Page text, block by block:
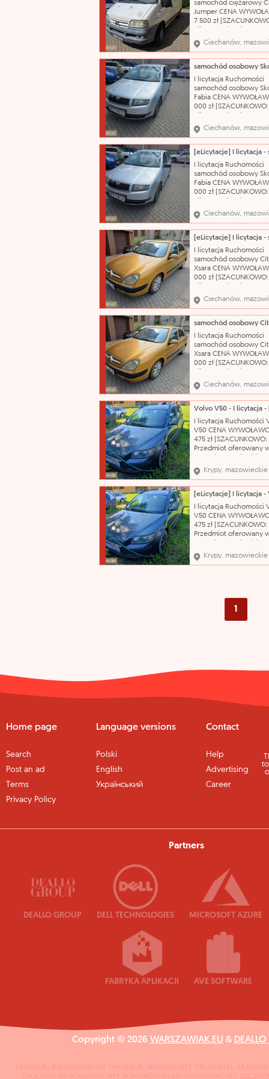
samochód ciężarowy
Jumper CENA
7 500 zł
Samochód dostawczy
Citroën Model: Jumper
nadwozia: bus
silnika: 2800 cm³
olej napędowy Rok
2004 Nr rejestracyjny:
WCI20555
Ciechanów,
I licytacja Ruchomości
samochód osobowy
Fabia CENA
000 zł
Samochód osobowy
Škoda Model: Fabia Typ
nadwozia: hatchback-
Pojemność silnika: 1198
Rodzaj paliwa:
produkcji: 2003
biegów: manualna Nr
Ciechanów,
I licytacja Ruchomości
samochód osobowy
Fabia CENA
000 zł
Samochód osobowy
Škoda Model: Fabia Typ
nadwozia: hatchback-
Pojemność silnika: 1198
Rodzaj paliwa:
produkcji: 2003
biegów: manualna Nr
Ciechanów,
I licytacja Ruchomości
samochód osobowy
Xsara CENA
000 zł
Samochód osobowy
Citroën Model: Xsara
nadwozia: hatchback-
Pojemność silnika: 1587
Rodzaj paliwa:
produkcji: 2002
biegów: manualna Nr
Ciechanów,
I licytacja Ruchomości
samochód osobowy
Xsara CENA
000 zł
Samochód osobowy
Citroën Model: Xsara
nadwozia: hatchback-
Pojemność silnika: 1587
Rodzaj paliwa:
produkcji: 2002
biegów: manualna Nr
Ciechanów,
I licytacja Ruchomości
V50 CENA
475 zł (SZACUNKOWO:
Przedmiot oferowany
orzeczenia Sądu o jego
przepadku na rzecz
Państwa. Organ
nie opowiada za wady
sprzedawanych
Przegląd techniczny do
21.10.2026 r..
Krypy, mazowieckie
I licytacja Ruchomości
V50 CENA
475 zł (SZACUNKOWO:
Przedmiot oferowany
orzeczenia Sądu o jego
przepadku na rzecz
Przegląd techniczny do
Krypy, mazowieckie
1
Home page
Search
Post an ad
Terms
Privacy Policy
Language versions
Polski
English
Український
Contact
Help
Advertising
Career
Partners
DEALLO GROUP DELL TECHNOLOGIES MICROSOFT AZURE
FABRYKA APLIKACJI AVE SOFTWARE
Copyright © 2026 WARSZAWIAK.EU &